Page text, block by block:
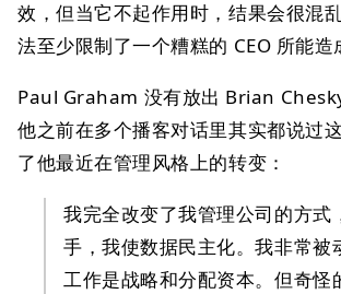
效，但当它不起作用时，结果会很混
法至少限制了一个糟糕的 CEO 所能造
Paul Graham 没有放出 Brian
他之前在多个播客对话里其实都说过
了他最近在管理风格上的转变：
我完全改变了我管理公司的方式
手，我使数据民主化。我非常被
工作是战略和分配资本。但奇怪